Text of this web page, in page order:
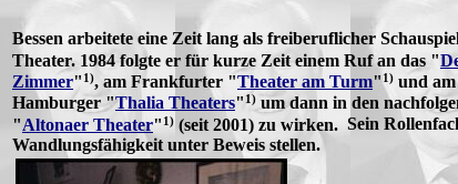
Bessen arbeitete eine Zeit lang als freiberuflicher
Theater. 1984 folgte er für kurze Zeit einem Ruf an das "
Zimmer" 1), am Frankfurter "Theater am Turm" 1) und
Hamburger "Thalia Theaters" 1) um dann in den
"Altonaer Theater" 1) (seit 2001) zu wirken. Sein
Wandlungsfähigkeit unter Beweis stellen.